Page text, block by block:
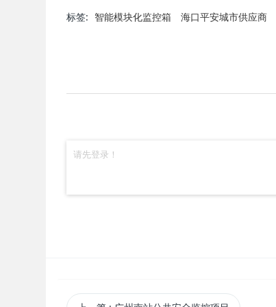
标签: 智能模块化监控箱 海口平安城市供应商